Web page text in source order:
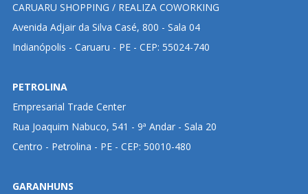
CARUARU SHOPPING / REALIZA COWORKING
Avenida Adjair da Silva Casé, 800 - Sala 04
Indianópolis - Caruaru - PE - CEP: 55024-740
PETROLINA
Empresarial Trade Center
Rua Joaquim Nabuco, 541 - 9ª Andar - Sala 20
Centro - Petrolina - PE - CEP: 50010-480
GARANHUNS